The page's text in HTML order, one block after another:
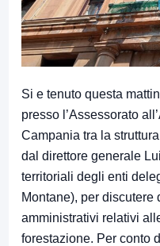
Si e tenuto questa
presso l’Assessorato
Campania tra la
dal direttore generale
territoriali degli enti
Montane), per discutere
amministrativi relativi
forestazione. Per conto